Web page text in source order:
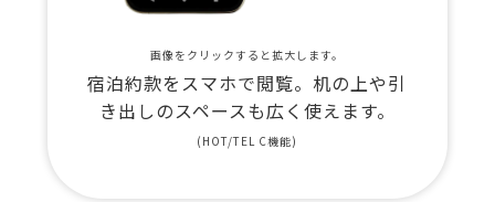
画像をクリックすると拡大します。
宿泊約款をスマホで閲覧。机の上や引
き出しのスペースも広く使えます。
(HOT/TEL C機能)